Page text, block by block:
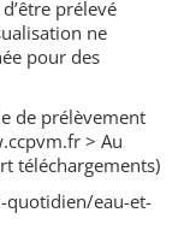
prélevé
ne
pour des
de prélèvement
> Au
téléchargements)
quotidien/eau-et-